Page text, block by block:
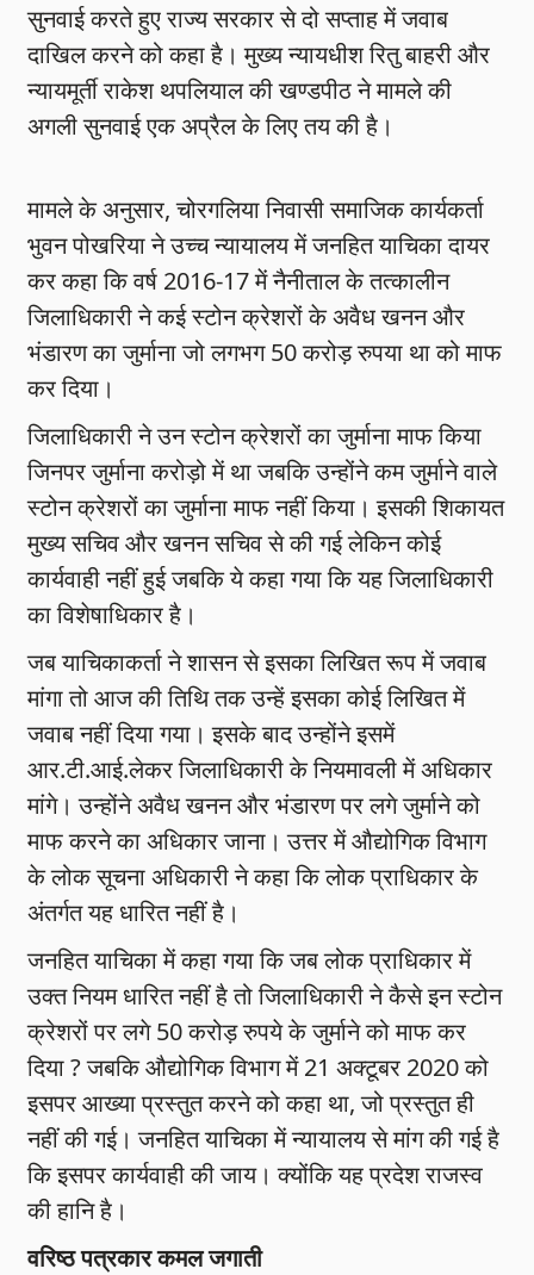
सुनवाई करते हुए राज्य सरकार से दो सप्ताह में जवाब
दाखिल करने को कहा है। मुख्य न्यायधीश रितु बाहरी और
न्यायमूर्ती राकेश थपलियाल की खण्डपीठ ने मामले की
अगली सुनवाई एक अप्रैल के लिए तय की है।
मामले के अनुसार, चोरगलिया निवासी समाजिक कार्यकर्ता
भुवन पोखरिया ने उच्च न्यायालय में जनहित याचिका दायर
कर कहा कि वर्ष 2016-17 में नैनीताल के तत्कालीन
जिलाधिकारी ने कई स्टोन क्रेशरों के अवैध खनन और
भंडारण का जुर्माना जो लगभग 50 करोड़ रुपया था को माफ
कर दिया।
जिलाधिकारी ने उन स्टोन क्रेशरों का जुर्माना माफ किया
जिनपर जुर्माना करोड़ो में था जबकि उन्होंने कम जुर्माने वाले
स्टोन क्रेशरों का जुर्माना माफ नहीं किया। इसकी शिकायत
मुख्य सचिव और खनन सचिव से की गई लेकिन कोई
कार्यवाही नहीं हुई जबकि ये कहा गया कि यह जिलाधिकारी
का विशेषाधिकार है।
जब याचिकाकर्ता ने शासन से इसका लिखित रूप में जवाब
मांगा तो आज की तिथि तक उन्हें इसका कोई लिखित में
जवाब नहीं दिया गया। इसके बाद उन्होंने इसमें
आर.टी.आई.लेकर जिलाधिकारी के नियमावली में अधिकार
मांगे। उन्होंने अवैध खनन और भंडारण पर लगे जुर्माने को
माफ करने का अधिकार जाना। उत्तर में औद्योगिक विभाग
के लोक सूचना अधिकारी ने कहा कि लोक प्राधिकार के
अंतर्गत यह धारित नहीं है।
जनहित याचिका में कहा गया कि जब लोक प्राधिकार में
उक्त नियम धारित नहीं है तो जिलाधिकारी ने कैसे इन स्टोन
क्रेशरों पर लगे 50 करोड़ रुपये के जुर्माने को माफ कर
दिया ? जबकि औद्योगिक विभाग में 21 अक्टूबर 2020 को
इसपर आख्या प्रस्तुत करने को कहा था, जो प्रस्तुत ही
नहीं की गई। जनहित याचिका में न्यायालय से मांग की गई है
कि इसपर कार्यवाही की जाय। क्योंकि यह प्रदेश राजस्व
की हानि है।
वरिष्ठ पत्रकार कमल जगाती